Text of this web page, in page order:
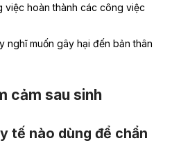
việc hoàn thành các công việc
nghĩ muốn gây hại đến bản thân
cảm sau sinh
tế nào dùng để chẩn